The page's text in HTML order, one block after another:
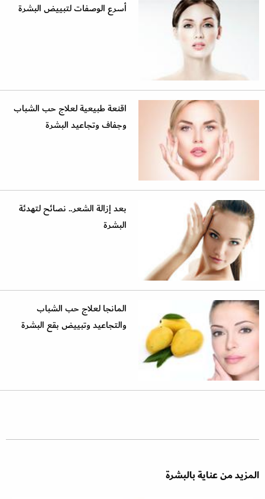
أسرع الوصفات لتبييض البشرة
اقنعة طبيعية لعلاج حب الشباب
وجفاف وتجاعيد البشرة
بعد إزالة الشعر.. نصائح لتهدئة
البشرة
المانجا لعلاج حب الشباب
والتجاعيد وتبييض بقع البشرة
المزيد من عناية بالبشرة